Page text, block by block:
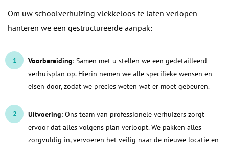
Om uw schoolverhuizing vlekkeloos te laten verlopen
hanteren we een gestructureerde aanpak:
Voorbereiding: Samen met u stellen we een gedetailleerd
verhuisplan op. Hierin nemen we alle specifieke wensen en
eisen door, zodat we precies weten wat er moet gebeuren.
Uitvoering: Ons team van professionele verhuizers zorgt
ervoor dat alles volgens plan verloopt. We pakken alles
zorgvuldig in, vervoeren het veilig naar de nieuwe locatie en